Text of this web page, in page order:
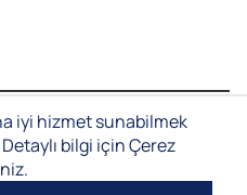
iyi hizmet sunabilmek
bilgi için Çerez